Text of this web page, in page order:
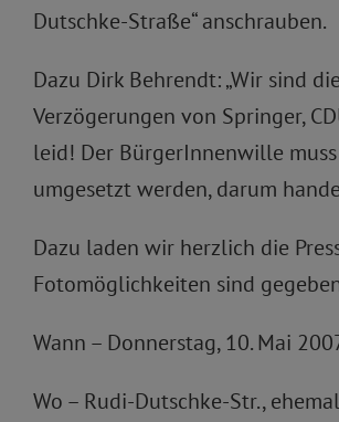
Dutschke-Straße“ anschrauben.
Dazu Dirk Behrendt: „Wir sind
Verzögerungen von Springer,
leid! Der BürgerInnenwille
umgesetzt werden, darum
Dazu laden wir herzlich die
Fotomöglichkeiten sind
Wann – Donnerstag, 10. Mai
Wo – Rudi-Dutschke-Str.,